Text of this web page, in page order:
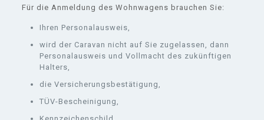
Für die Anmeldung des Wohnwagens brauchen Sie:
Ihren Personalausweis,
wird der Caravan nicht auf Sie zugelassen, dann
Personalausweis und Vollmacht des zukünftigen
Halters,
die Versicherungsbestätigung,
TÜV-Bescheinigung,